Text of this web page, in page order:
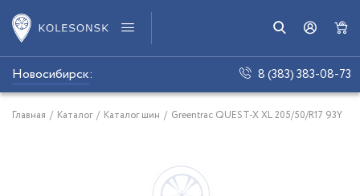
Новосибирск: 8 (383) 383-08-73
Главная / Каталог / Каталог шин / Greentrac QUEST-X XL 205/50/R17 93Y